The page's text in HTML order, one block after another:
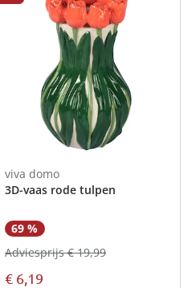
viva domo
3D-vaas rode tulpen
69 %
€ 6,19
Adviesprijs € 19,99